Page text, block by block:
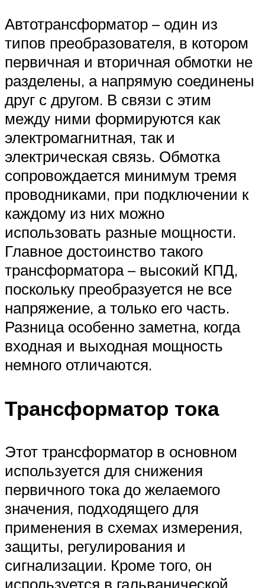
Автотрансформатор – один из
типов преобразователя, в котором
первичная и вторичная обмотки не
разделены, а напрямую соединены
друг с другом. В связи с этим
между ними формируются как
электромагнитная, так и
электрическая связь. Обмотка
сопровождается минимум тремя
проводниками, при подключении к
каждому из них можно
использовать разные мощности.
Главное достоинство такого
трансформатора – высокий КПД,
поскольку преобразуется не все
напряжение, а только его часть.
Разница особенно заметна, когда
входная и выходная мощность
немного отличаются.
Трансформатор тока
Этот трансформатор в основном
используется для снижения
первичного тока до желаемого
значения, подходящего для
применения в схемах измерения,
защиты, регулирования и
сигнализации. Кроме того, он
используется в гальванической